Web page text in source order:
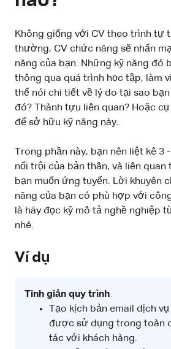
Không giống với CV theo trình tự
thường, CV chức năng sẽ nhấn
năng của bạn. Những kỹ năng đó
thông qua quá trình học tập, làm
thể nói chi tiết về lý do tại sao
đó? Thành tựu liên quan? Hoặc
để sở hữu kỹ năng này.
Trong phần này, bạn nên liệt kê 3
nổi trội của bản thân, và liên quan
bạn muốn ứng tuyển. Lời khuyên
năng của bạn có phù hợp với
là hãy đọc kỹ mô tả nghề nghiệp
nhé.
Ví dụ
Tinh giản quy trình
Tạo kịch bản email dịch vụ
được sử dụng trong toàn
tác với khách hàng.